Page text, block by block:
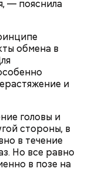
— пояснила
обмена в
и
головы и
стороны, в
в течение
Но все равно
в позе на